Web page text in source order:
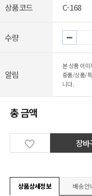
상품코드 C-168
수량
알림
본 상품 이
중품/상품/
니다.
총 금액
장바
상품상세정보 배송안